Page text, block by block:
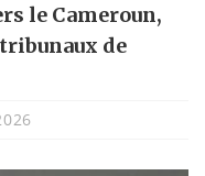
le Cameroun,
de